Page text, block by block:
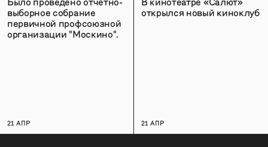
выборное собрание
первичной профсоюзной
организации "Москино".
21 АПР
открылся новый киноклуб
21 АПР